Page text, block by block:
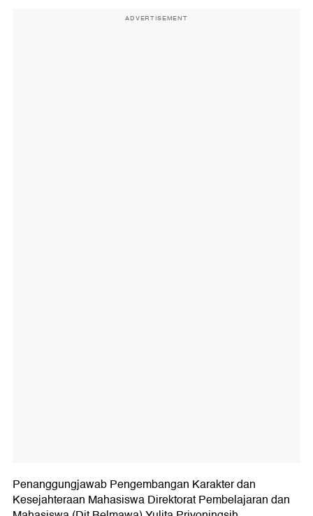
ADVERTISEMENT
Penanggungjawab Pengembangan Karakter dan
Kesejahteraan Mahasiswa Direktorat Pembelajaran dan